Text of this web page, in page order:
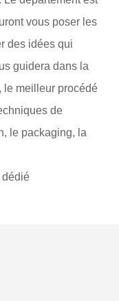
vous poser les
des idées qui
guidera dans la
le meilleur procédé
de
le packaging, la
dédié